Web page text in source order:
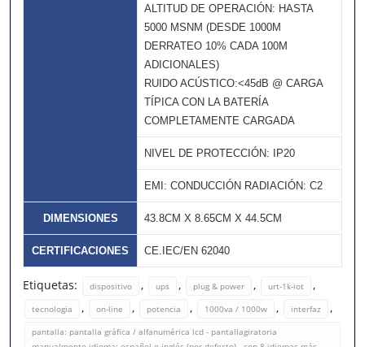
ALTITUD DE OPERACIÓN: HASTA
5000 MSNM (DESDE 1000M
DERRATEO 10% CADA 100M
ADICIONALES)
RUIDO ACÚSTICO:<45dB @ CARGA
TÍPICA CON LA BATERÍA
COMPLETAMENTE CARGADA
NIVEL DE PROTECCIÓN: IP20
EMI: CONDUCCIÓN RADIACIÓN: C2
DIMENSIONES 43.8CM X 8.65CM X 44.5CM
CERTIFICACIONES CE.IEC/EN 62040
Etiquetas: dispositivo , ups , plug & power , urt-1k-iot ,
tecnologia , on-line , potencia , 1000va / 1000w , interfaz ,
pantalla: pantalla gráfica / alfanumérica lcd - pantallagiratoria